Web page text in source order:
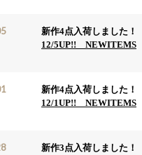
新作4点入荷しました！
12/5UP!! NEWITEMS
新作4点入荷しました！
12/1UP!! NEWITEMS
新作3点入荷しました！